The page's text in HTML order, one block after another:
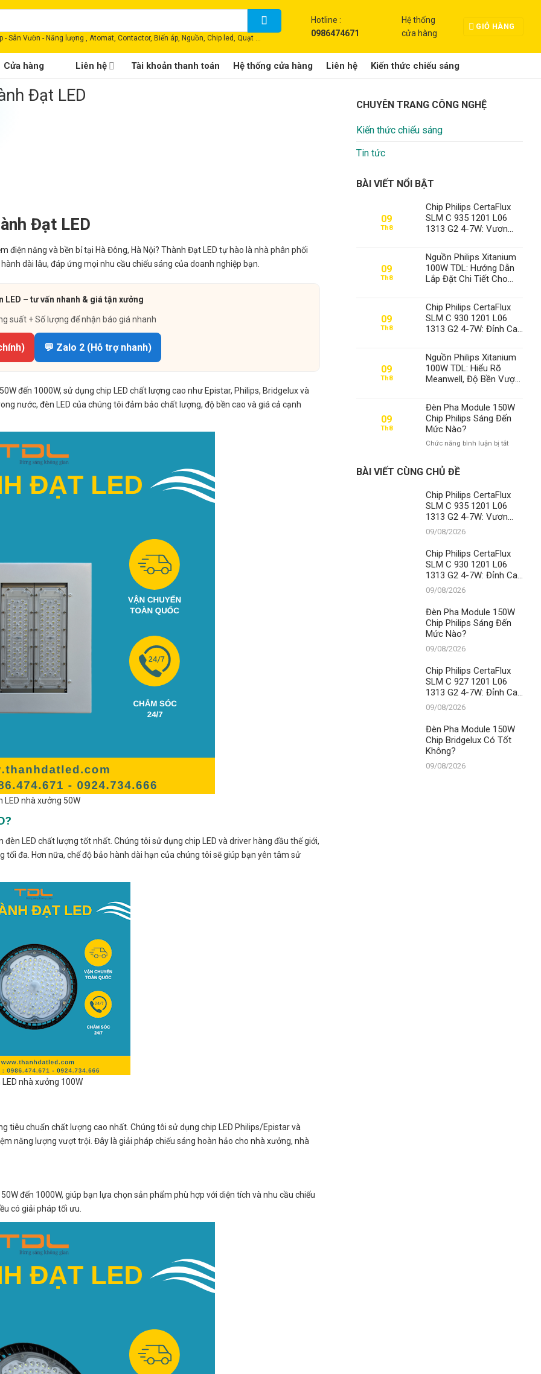
- Sân Vườn - Năng lượng , Atomat, Contactor, Biến áp, Nguồn, Chip led, Quạt ...
Hotline :
0986474671
Hệ thống
cửa hàng
GIỎ HÀNG
Cửa hàng Liên hệ Tài khoản thanh toán Hệ thống cửa hàng Liên hệ Kiến thức chiếu sáng
Đạt LED
Đạt LED
điện năng và bền bỉ tại Hà Đông, Hà Nội? Thành Đạt LED tự hào là nhà phân phối
dài lâu, đáp ứng mọi nhu cầu chiếu sáng của doanh nghiệp bạn.
LED – tư vấn nhanh & giá tận xưởng
suất + Số lượng để nhận báo giá nhanh
💬 Zalo 2 (Hỗ trợ nhanh)
đến 1000W, sử dụng chip LED chất lượng cao như Epistar, Philips, Bridgelux và
nước, đèn LED của chúng tôi đảm bảo chất lượng, độ bền cao và giá cả cạnh
LED nhà xưởng 50W
LED chất lượng tốt nhất. Chúng tôi sử dụng chip LED và driver hàng đầu thế giới,
đa. Hơn nữa, chế độ bảo hành dài hạn của chúng tôi sẽ giúp bạn yên tâm sử
nhà xưởng 100W
tiêu chuẩn chất lượng cao nhất. Chúng tôi sử dụng chip LED Philips/Epistar và
năng lượng vượt trội. Đây là giải pháp chiếu sáng hoàn hảo cho nhà xưởng, nhà
đến 1000W, giúp bạn lựa chọn sản phẩm phù hợp với diện tích và nhu cầu chiếu
có giải pháp tối ưu.
CHUYÊN TRANG CÔNG NGHỆ
Kiến thức chiếu sáng
Tin tức
BÀI VIẾT NỔI BẬT
09
Th8
Chip Philips CertaFlux
SLM C 935 1201 L06
1313 G2 4-7W: Vươn
Đại Cùng Thành Đạt LED
– Vị Thế Số 1 Không
Thể Xô Đổ
09
Th8
Nguồn Philips Xitanium
100W TDL: Hướng Dẫn
Lắp Đặt Chi Tiết Cho
LED
09
Th8
Chip Philips CertaFlux
SLM C 930 1201 L06
1313 G2 4-7W: Đỉnh Cao
Đạt LED
09
Th8
Nguồn Philips Xitanium
100W TDL: Hiểu Rõ
Meanwell, Độ Bền Vượt
LED
09
Th8
Đèn Pha Module 150W
Chip Philips Sáng Đến
Mức Nào?
Chức năng bình luận bị tắtở
Chip
BÀI VIẾT CÙNG CHỦ ĐỀ
Chip Philips CertaFlux
SLM C 935 1201 L06
1313 G2 4-7W: Vươn
Tầm Chiếu Sáng Hiện
Đại Cùng Thành Đạt LED
– Vị Thế Số 1 Không
Thể Xô Đổ
09/08/2026
Chip Philips CertaFlux
SLM C 930 1201 L06
1313 G2 4-7W: Đỉnh Cao
Chiếu Sáng Từ Thành
Đạt LED
09/08/2026
Đèn Pha Module 150W
Chip Philips Sáng Đến
Mức Nào?
09/08/2026
Chip Philips CertaFlux
SLM C 927 1201 L06
1313 G2 4-7W: Đỉnh Cao
Chiếu Sáng, Khẳng Định
Vị Thế Số 1 Của Thành
Đạt LED
09/08/2026
Đèn Pha Module 150W
Chip Bridgelux Có Tốt
Không?
09/08/2026